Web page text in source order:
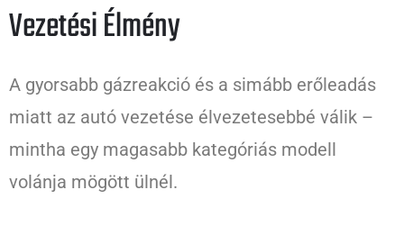
Vezetési Élmény
A gyorsabb gázreakció és a simább erőleadás
miatt az autó vezetése élvezetesebbé válik –
mintha egy magasabb kategóriás modell
volánja mögött ülnél.